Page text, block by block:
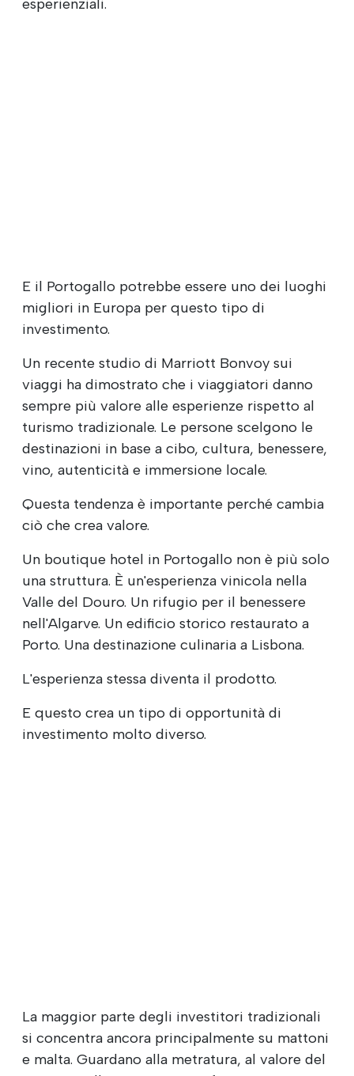
esperienziali.
E il Portogallo potrebbe essere uno dei luoghi
migliori in Europa per questo tipo di
investimento.
Un recente studio di Marriott Bonvoy sui
viaggi ha dimostrato che i viaggiatori danno
sempre più valore alle esperienze rispetto al
turismo tradizionale. Le persone scelgono le
destinazioni in base a cibo, cultura, benessere,
vino, autenticità e immersione locale.
Questa tendenza è importante perché cambia
ciò che crea valore.
Un boutique hotel in Portogallo non è più solo
una struttura. È un'esperienza vinicola nella
Valle del Douro. Un rifugio per il benessere
nell'Algarve. Un edificio storico restaurato a
Porto. Una destinazione culinaria a Lisbona.
L'esperienza stessa diventa il prodotto.
E questo crea un tipo di opportunità di
investimento molto diverso.
La maggior parte degli investitori tradizionali
si concentra ancora principalmente su mattoni
e malta. Guardano alla metratura, al valore del